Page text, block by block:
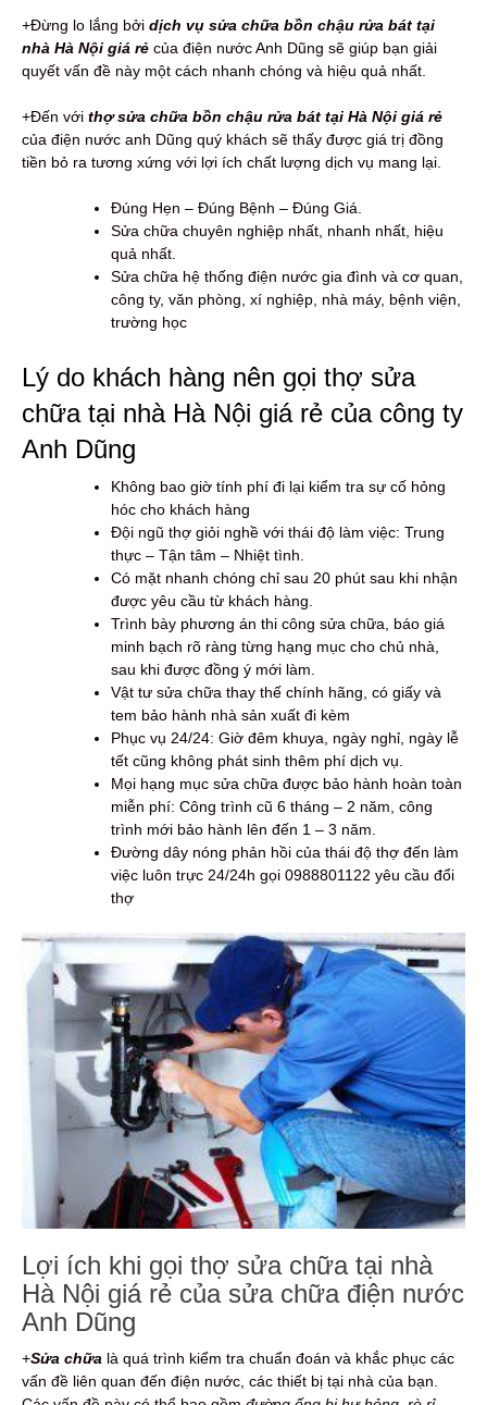
+Đừng lo lắng bởi dịch vụ sửa chữa bồn chậu rửa bát tại
nhà Hà Nội giá rẻ của điện nước Anh Dũng sẽ giúp bạn giải
quyết vấn đề này một cách nhanh chóng và hiệu quả nhất.
+Đến với thợ sửa chữa bồn chậu rửa bát tại Hà Nội giá rẻ
của điện nước anh Dũng quý khách sẽ thấy được giá trị đồng
tiền bỏ ra tương xứng với lợi ích chất lượng dịch vụ mang lại.
Đúng Hẹn – Đúng Bệnh – Đúng Giá.
Sửa chữa chuyên nghiệp nhất, nhanh nhất, hiệu
quả nhất.
Sửa chữa hệ thống điện nước gia đình và cơ quan,
công ty, văn phòng, xí nghiệp, nhà máy, bệnh viện,
trường học
Lý do khách hàng nên gọi thợ sửa
chữa tại nhà Hà Nội giá rẻ của công ty
Anh Dũng
Không bao giờ tính phí đi lại kiểm tra sự cố hỏng
hóc cho khách hàng
Đội ngũ thợ giỏi nghề với thái độ làm việc: Trung
thực – Tận tâm – Nhiệt tình.
Có mặt nhanh chóng chỉ sau 20 phút sau khi nhận
được yêu cầu từ khách hàng.
Trình bày phương án thi công sửa chữa, báo giá
minh bạch rõ ràng từng hạng mục cho chủ nhà,
sau khi được đồng ý mới làm.
Vật tư sửa chữa thay thế chính hãng, có giấy và
tem bảo hành nhà sản xuất đi kèm
Phục vụ 24/24: Giờ đêm khuya, ngày nghỉ, ngày lễ
tết cũng không phát sinh thêm phí dịch vụ.
Mọi hạng mục sửa chữa được bảo hành hoàn toàn
miễn phí: Công trình cũ 6 tháng – 2 năm, công
trình mới bảo hành lên đến 1 – 3 năm.
Đường dây nóng phản hồi của thái độ thợ đến làm
việc luôn trực 24/24h gọi 0988801122 yêu cầu đổi
thợ
Lợi ích khi gọi thợ sửa chữa tại nhà
Hà Nội giá rẻ của sửa chữa điện nước
Anh Dũng
+Sửa chữa là quá trình kiểm tra chuẩn đoán và khắc phục các
vấn đề liên quan đến điện nước, các thiết bị tại nhà của bạn.